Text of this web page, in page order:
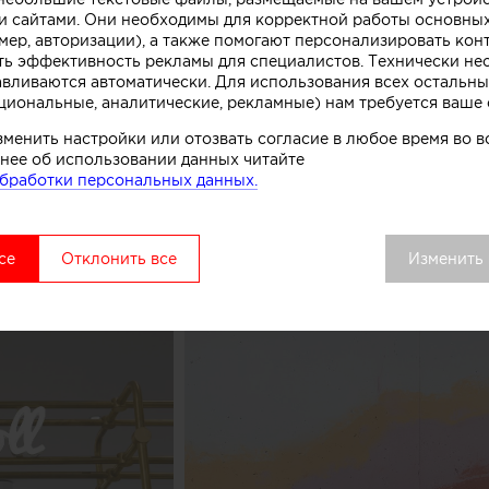
стойки лежит образ емкости с несколькими
Технически замысел был реализован при помощи
бетона. Логотип магазина мороженого
символизирующих систему охлаждения в автоматах
точки выделяется среди других объектов
сосредоточить внимание покупателей как на
процессе, в основе которого перемешивание слоев
рассказывают авторы этого небольшого
сайтами. Они необходимы для корректной работы
авторизации), а также помогают персонализировать
эффективность рекламы для специалистов. Технически
автоматически. Для использования всех
аналитические, рекламные) нам требуется ваше
настройки или отозвать согласие в любое время во
об использовании данных читайте
персональных данных.
Отклонить все Изменить